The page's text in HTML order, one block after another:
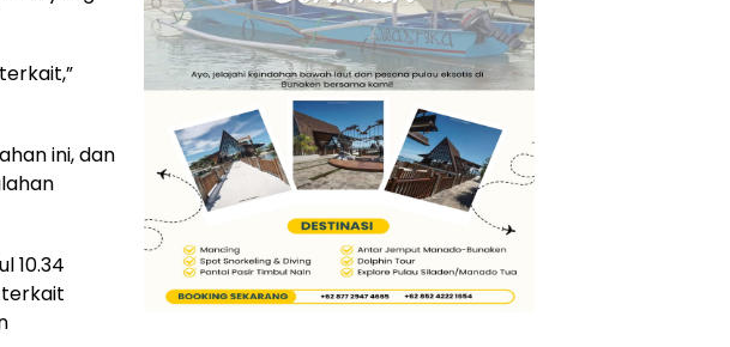
ini, dan
10.34
terkait